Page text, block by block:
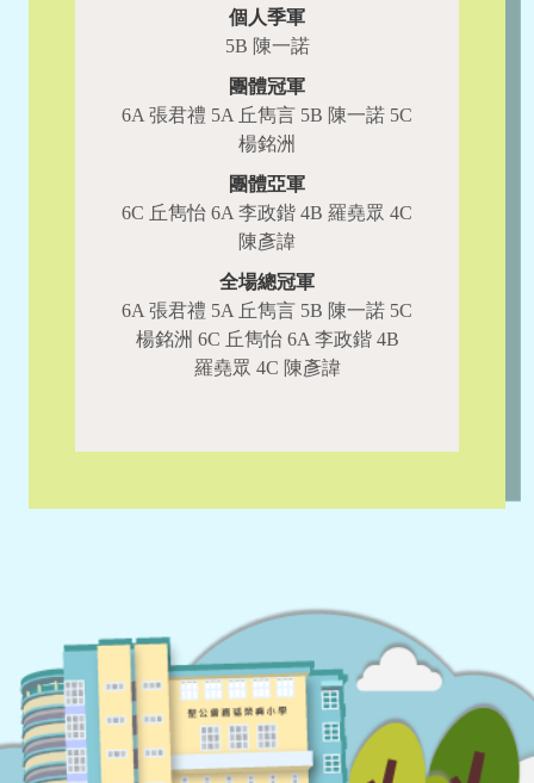
個人季軍
5B 陳一諾
團體冠軍
6A 張君禮 5A 丘雋言 5B 陳一諾 5C
楊銘洲
團體亞軍
6C 丘雋怡 6A 李政鍇 4B 羅堯眾 4C
陳彥諱
全場總冠軍
6A 張君禮 5A 丘雋言 5B 陳一諾 5C
楊銘洲 6C 丘雋怡 6A 李政鍇 4B
羅堯眾 4C 陳彥諱